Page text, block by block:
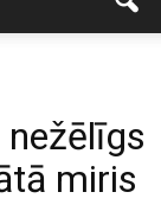
nežēlīgs
miris